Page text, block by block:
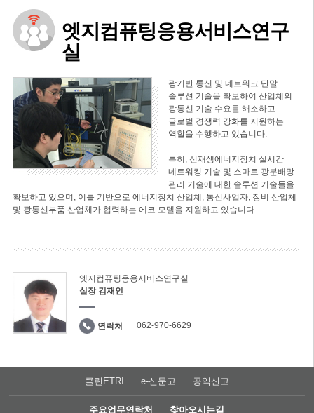
엣지컴퓨팅응용서비스연구
실
광기반 통신 및 네트워크 단말
솔루션 기술을 확보하여 산업체의
광통신 기술 수요를 해소하고
글로벌 경쟁력 강화를 지원하는
역할을 수행하고 있습니다.
특히, 신재생에너지장치 실시간
네트워킹 기술 및 스마트 광분배망
관리 기술에 대한 솔루션 기술들을
확보하고 있으며, 이를 기반으로 에너지장치 산업체, 통신사업자, 장비 산업체
및 광통신부품 산업체가 협력하는 에코 모델을 지원하고 있습니다.
엣지컴퓨팅응용서비스연구실
실장 김재인
연락처 062-970-6629
클린ETRI e-신문고 공익신고
주요업무연락처 찾아오시는길